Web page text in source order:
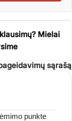
Mielai
sąrašą
punkte